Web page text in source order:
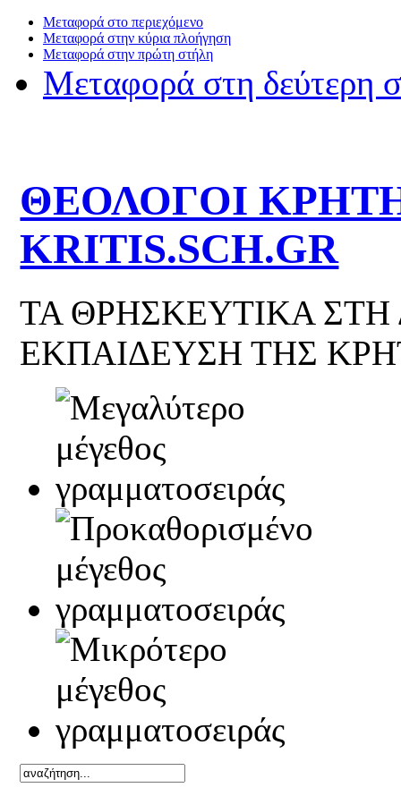
Μεταφορά στο περιεχόμενο
Μεταφορά στην κύρια πλοήγηση
Μεταφορά στην πρώτη στήλη
Μεταφορά στη δεύτερη
ΘΕΟΛΟΓΟΙ
KRITIS.SCH.GR
ΤΑ ΘΡΗΣΚΕΥΤΙΚΑ
ΕΚΠΑΙΔΕΥΣΗ ΤΗΣ